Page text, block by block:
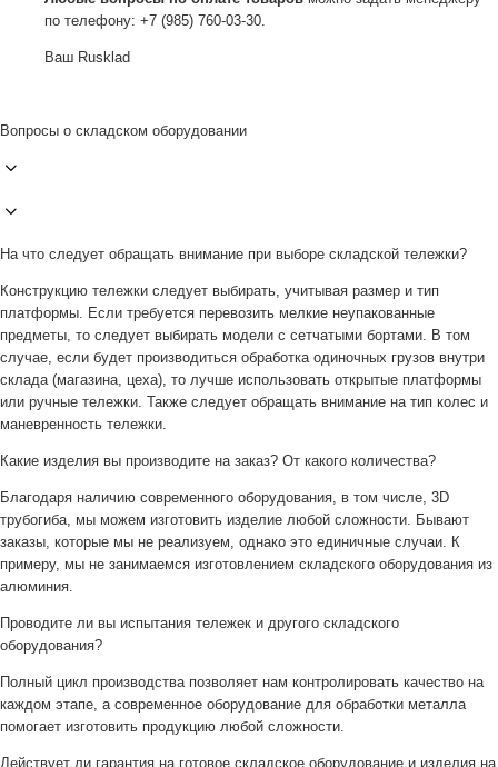
по телефону: +7 (985) 760-03-30.
Ваш Rusklad
Вопросы о складском оборудовании
На что следует обращать внимание при выборе складской тележки?
Конструкцию тележки следует выбирать, учитывая размер и тип
платформы. Если требуется перевозить мелкие неупакованные
предметы, то следует выбирать модели с сетчатыми бортами. В том
случае, если будет производиться обработка одиночных грузов внутри
склада (магазина, цеха), то лучше использовать открытые платформы
или ручные тележки. Также следует обращать внимание на тип колес и
маневренность тележки.
Какие изделия вы производите на заказ? От какого количества?
Благодаря наличию современного оборудования, в том числе, 3D
трубогиба, мы можем изготовить изделие любой сложности. Бывают
заказы, которые мы не реализуем, однако это единичные случаи. К
примеру, мы не занимаемся изготовлением складского оборудования из
алюминия.
Проводите ли вы испытания тележек и другого складского
оборудования?
Полный цикл производства позволяет нам контролировать качество на
каждом этапе, а современное оборудование для обработки металла
помогает изготовить продукцию любой сложности.
Действует ли гарантия на готовое складское оборудование и изделия на